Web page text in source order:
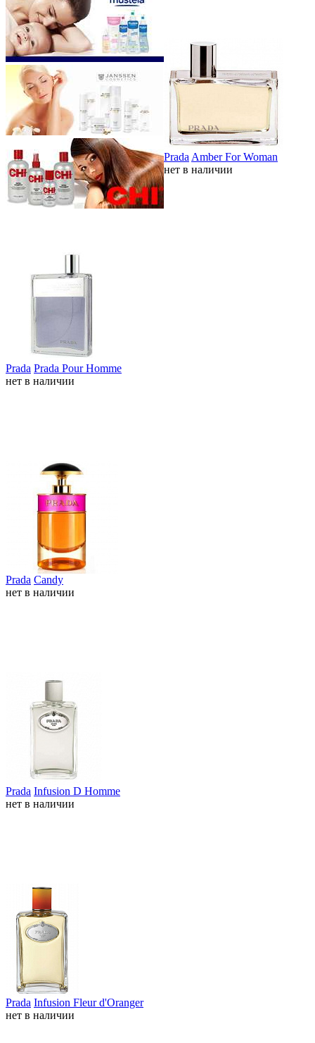
Prada Amber For Woman
нет в наличии
Prada Prada Pour Homme
нет в наличии
Prada Candy
нет в наличии
Prada Infusion D Homme
нет в наличии
Prada Infusion Fleur d'Oranger
нет в наличии